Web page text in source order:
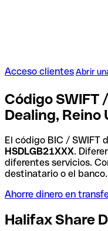
Acceso clientesAbrir
Código SWIFT
Dealing, Reino
El código BIC / SWIFT
HSDLGB21XXX.
diferentes servicios.
destinatario o el banco.
Ahorre dinero en
Halifax Share